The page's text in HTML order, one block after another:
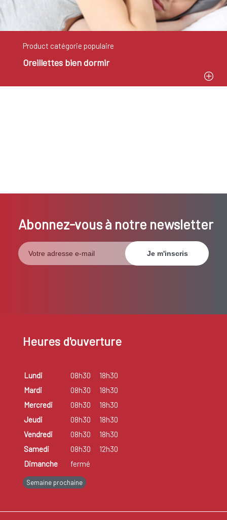
Product catégorie populaire
Oreillettes bien dormir
Abonnez-vous à notre newsletter
Heures d'ouverture
Lundi 08h30
18h30
Mardi
08h30
18h30
Mercredi
08h30
18h30
Jeudi
08h30
18h30
Vendredi
08h30
18h30
Samedi
08h30
12h30
Dimanche
fermé
Semaine prochaine